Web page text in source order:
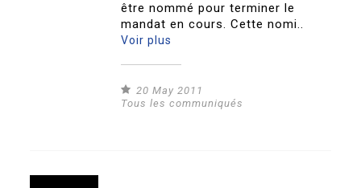
être nommé pour terminer le
mandat en cours. Cette nomi..
Voir plus
20 May 2011
Tous les communiqués